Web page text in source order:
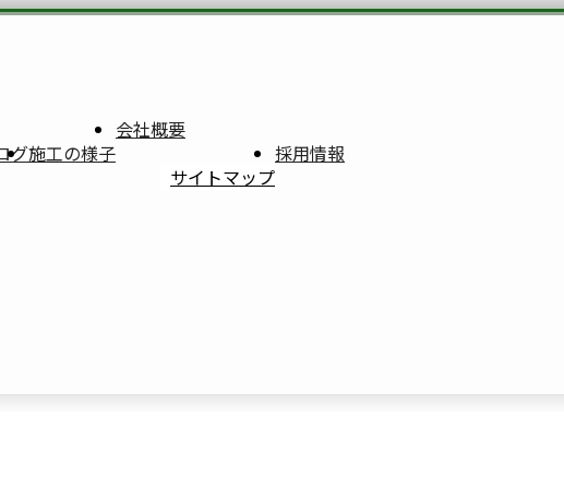
グ施工の様子
会社概要
サイトマップ
採用情報